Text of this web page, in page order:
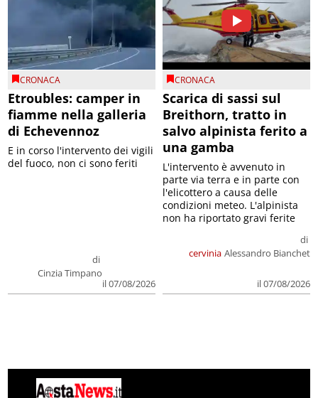
CRONACA
Etroubles: camper in
fiamme nella galleria
di Echevennoz
di
Cinzia Timpano
il 07/08/2026
E in corso l'intervento dei vigili
del fuoco, non ci sono feriti
CRONACA
Scarica di sassi sul
Breithorn, tratto in
salvo alpinista ferito a
una gamba
cervinia
di
Alessandro Bianchet
il 07/08/2026
L'intervento è avvenuto in
parte via terra e in parte con
l'elicottero a causa delle
condizioni meteo. L'alpinista
non ha riportato gravi ferite